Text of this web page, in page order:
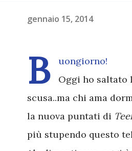
gennaio 15, 2014
B
uongiorno!
Oggi ho saltato
scusa..ma chi ama
la nuova puntati di
più stupendo questo